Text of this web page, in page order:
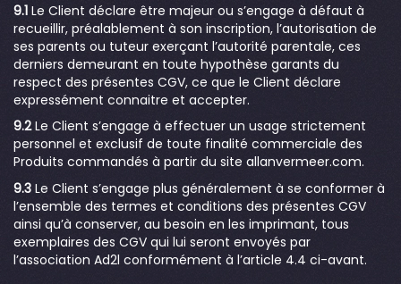
9.1 Le Client déclare être majeur ou s’engage à défaut à
recueillir, préalablement à son inscription, l’autorisation de
ses parents ou tuteur exerçant l’autorité parentale, ces
derniers demeurant en toute hypothèse garants du
respect des présentes CGV, ce que le Client déclare
expressément connaitre et accepter.
9.2Le Client s’engage à effectuer un usage strictement
personnel et exclusif de toute finalité commerciale des
Produits commandés à partir du site allanvermeer.com.
9.3 Le Client s’engage plus généralement à se conformer à
l’ensemble des termes et conditions des présentes CGV
ainsi qu’à conserver, au besoin en les imprimant, tous
exemplaires des CGV qui lui seront envoyés par
l’association Ad2l conformément à l’article 4.4 ci-avant.